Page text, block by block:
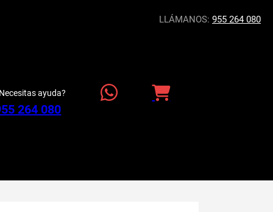
LLÁMANOS: 955 264 080
ayuda?
264 080